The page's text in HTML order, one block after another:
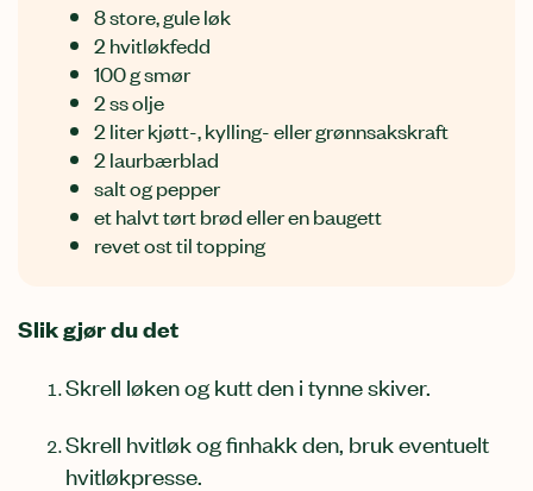
8 store, gule løk
2 hvitløkfedd
100 g smør
2 ss olje
2 liter kjøtt-, kylling- eller grønnsakskraft
2 laurbærblad
salt og pepper
et halvt tørt brød eller en baugett
revet ost til topping
Slik gjør du det
Skrell løken og kutt den i tynne skiver.
Skrell hvitløk og finhakk den, bruk eventuelt
hvitløkpresse.